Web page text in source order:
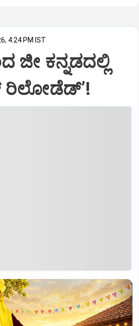
4:24 PM IST
ಜೀ ಕನ್ನಡದಲ್ಲಿ
ರಿಲೋಡೆಡ್ʼ!